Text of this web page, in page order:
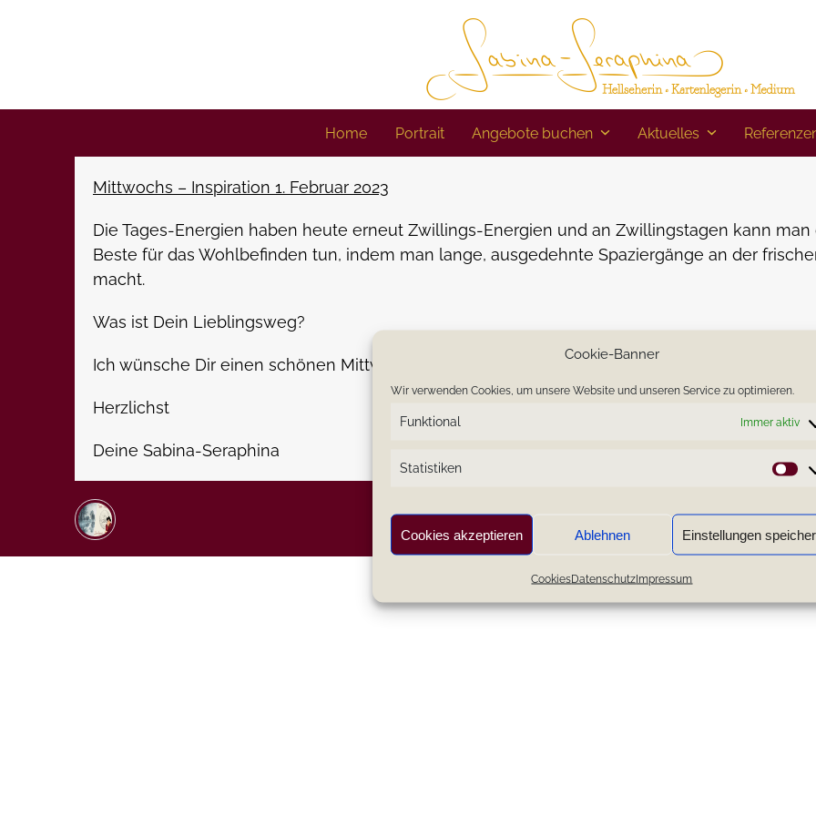
Cookie-Banner
Wir verwenden Cookies, um unsere Website und unseren Service zu optimieren.
Funktional Immer aktiv
Statistiken
Cookies akzeptieren Ablehnen Einstellungen
CookiesDatenschutzImpressum
Home Portrait Angebote buchen Aktuelles
Mittwochs – Inspiration 1. Februar 2023
Die Tages-Energien haben heute erneut Zwillings-Energien und an Zwillingstagen kann man
Beste für das Wohlbefinden tun, indem man lange, ausgedehnte Spaziergänge an der
macht.
Was ist Dein Lieblingsweg?
Ich wünsche Dir einen schönen Mittwoch.
Herzlichst
Deine Sabina-Seraphina